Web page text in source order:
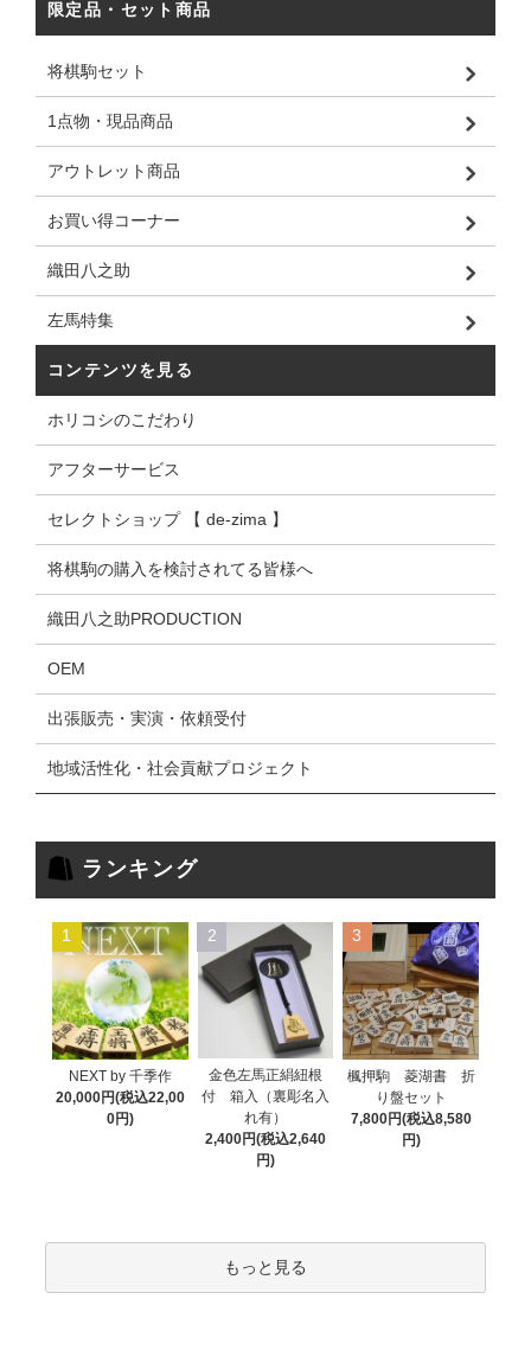
限定品・セット商品
将棋駒セット
1点物・現品商品
アウトレット商品
お買い得コーナー
織田八之助
左馬特集
コンテンツを見る
ホリコシのこだわり
アフターサービス
セレクトショップ 【 de-zima 】
将棋駒の購入を検討されてる皆様へ
織田八之助PRODUCTION
OEM
出張販売・実演・依頼受付
地域活性化・社会貢献プロジェクト
ランキング
1
NEXT by 千季作
20,000円(税込22,00
0円)
2
金色左馬正絹紐根
付 箱入（裏彫名入
れ有）
2,400円(税込2,640
円)
3
楓押駒 菱湖書 折
り盤セット
7,800円(税込8,580
円)
もっと見る